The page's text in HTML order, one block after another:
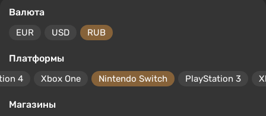
Валюта
EUR USD RUB
Платформы
4 Xbox One Nintendo Switch PlayStation 3
Магазины